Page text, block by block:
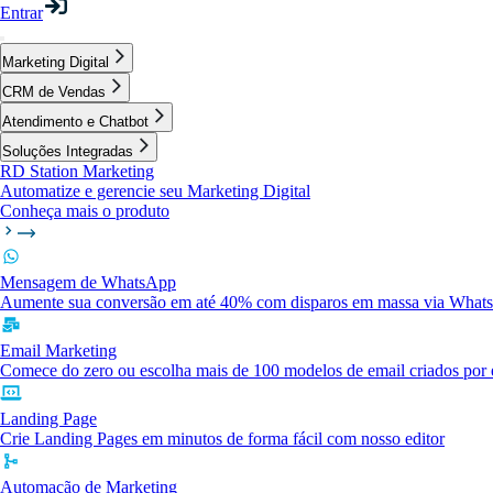
Entrar
Marketing Digital
CRM de Vendas
Atendimento e Chatbot
Soluções Integradas
RD Station Marketing
Automatize e gerencie seu Marketing Digital
Conheça mais o produto
Mensagem de WhatsApp
Aumente sua conversão em até 40% com disparos em massa via
Email Marketing
Comece do zero ou escolha mais de 100 modelos de email criados por
Landing Page
Crie Landing Pages em minutos de forma fácil com nosso editor
Automação de Marketing